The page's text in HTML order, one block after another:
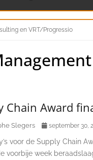
en VRT/Progressio
Chain Award
Slegers september 30,
voor de Supply Chain
voorbije week